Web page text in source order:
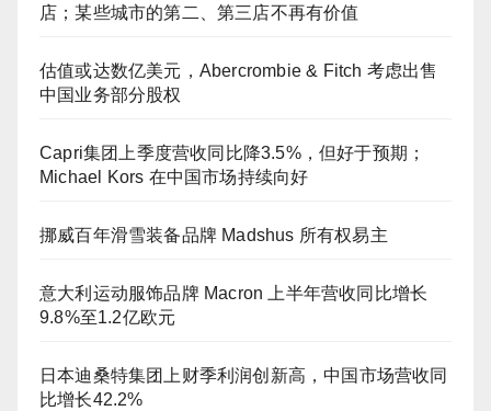
店；某些城市的第二、第三店不再有价值
估值或达数亿美元，Abercrombie & Fitch 考虑出售
中国业务部分股权
Capri集团上季度营收同比降3.5%，但好于预期；
Michael Kors 在中国市场持续向好
挪威百年滑雪装备品牌 Madshus 所有权易主
意大利运动服饰品牌 Macron 上半年营收同比增长
9.8%至1.2亿欧元
日本迪桑特集团上财季利润创新高，中国市场营收同
比增长42.2%